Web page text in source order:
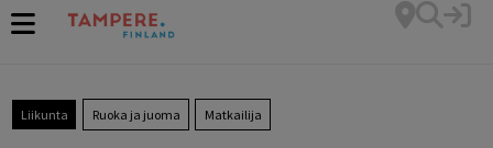
Liikunta Ruoka ja juoma Matkailija